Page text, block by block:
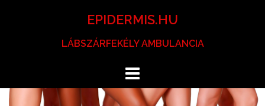
EPIDERMIS.HU
LÁBSZÁRFEKÉLY AMBULANCIA